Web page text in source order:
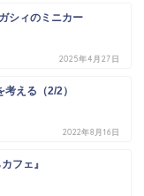
シィのミニカー
2025年4月27日
える（2/2）
2022年8月16日
フェ』